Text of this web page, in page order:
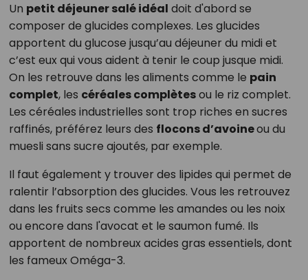
Un petit déjeuner salé idéal doit d'abord se
composer de glucides complexes. Les glucides
apportent du glucose jusqu’au déjeuner du midi et
c’est eux qui vous aident à tenir le coup jusque midi.
On les retrouve dans les aliments comme le pain
complet, les céréales complètesou le riz complet.
Les céréales industrielles sont trop riches en sucres
raffinés, préférez leurs des flocons d’avoineou du
muesli sans sucre ajoutés, par exemple.
Il faut également y trouver des lipides qui permet de
ralentir l’absorption des glucides. Vous les retrouvez
dans les fruits secs comme les amandes ou les noix
ou encore dans l'avocat et le saumon fumé. Ils
apportent de nombreux acides gras essentiels, dont
les fameux Oméga-3.